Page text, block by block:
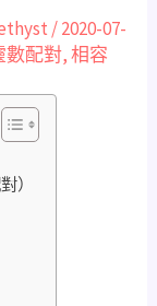
/2020-07-
數配對,相容
）